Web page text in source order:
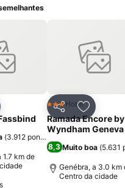
aos favoritos
(3.912 pontuações
1.7 km de
Partilhar
3 Estrelas
Hotel
Ramada Encore by
Wyndham Geneva
8,3 Muito boa (5.631
Genébra, a 3.0 km
Centro da cidade